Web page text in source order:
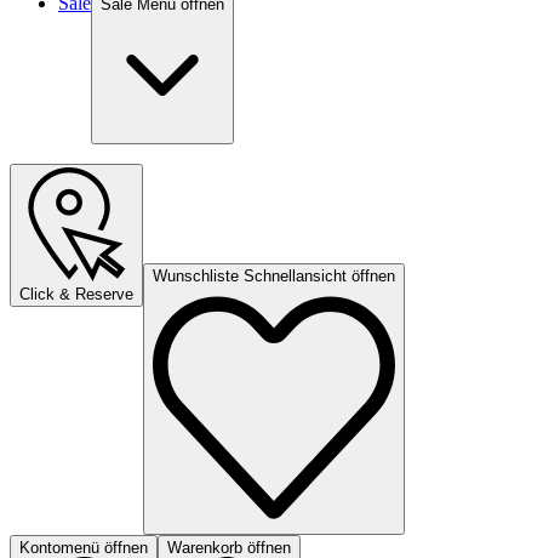
Sale Menü öffnen
Click & Reserve
Wunschliste Schnellansicht öffnen
Kontomenü öffnen Warenkorb öffnen